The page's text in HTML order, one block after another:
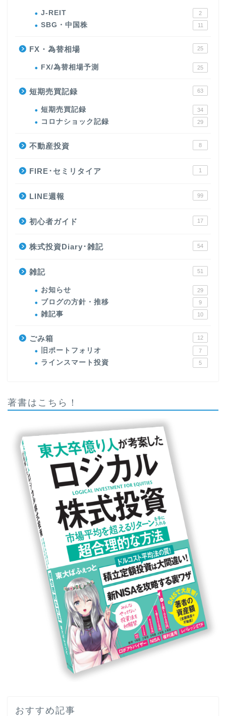
J-REIT 2
SBG・中国株 11
FX・為替相場 25
FX/為替相場予測 25
短期売買記録 63
短期売買記録 34
コロナショック記録 29
不動産投資 8
FIRE･セミリタイア 1
LINE週報 99
初心者ガイド 17
株式投資Diary･雑記 54
雑記 51
お知らせ 29
ブログの方針・推移 9
雑記事 10
ごみ箱 12
旧ポートフォリオ 7
ラインスマート投資 5
著書はこちら！
おすすめ記事